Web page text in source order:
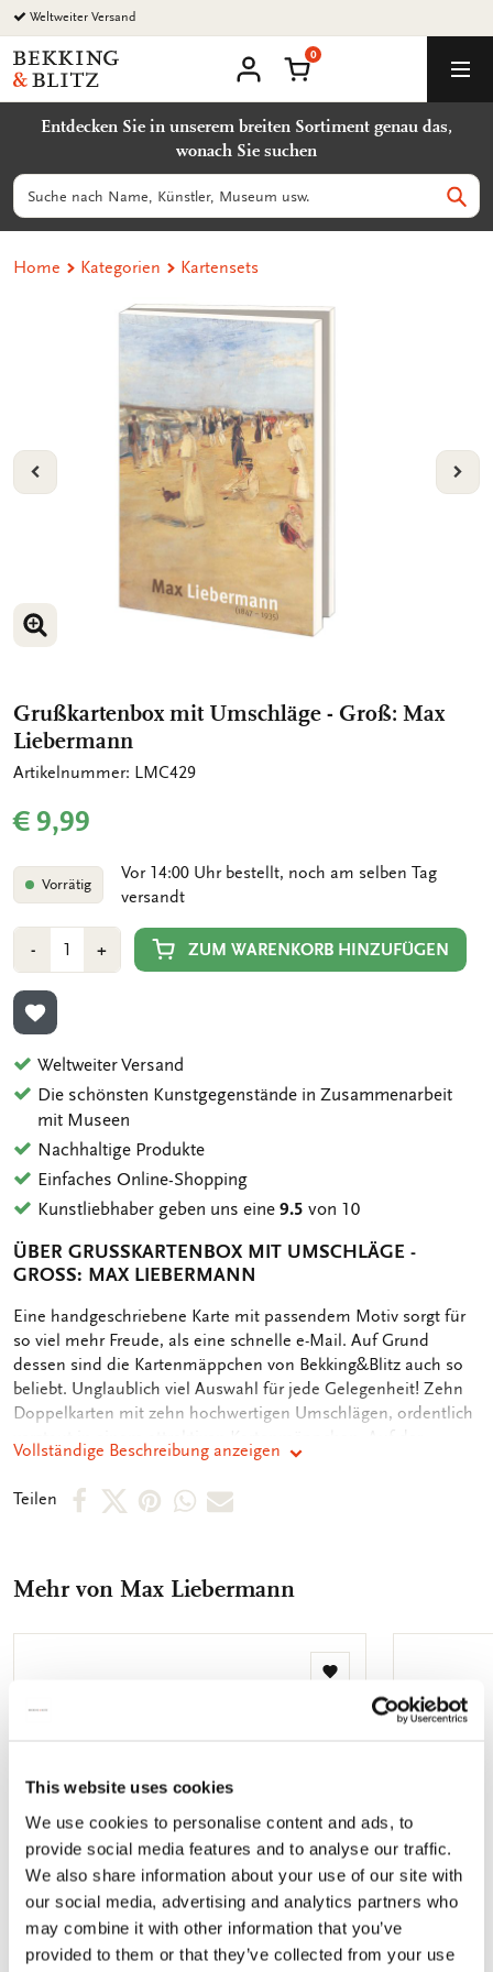
This website uses cookies
We use cookies to personalise content and ads, to
provide social media features and to analyse our traffic.
We also share information about your use of our site with
our social media, advertising and analytics partners who
may combine it with other information that you’ve
provided to them or that they’ve collected from your use
Zurück
zum
Inhalt
Weltweiter Versand
Bekking
&
Uitgevers
Warenkorb
0
Entdecken Sie in unserem breiten Sortiment genau das,
wonach Sie suchen
Suchen
Home Kategorien Kartensets
VORIGE
BILD VERGRÖSSERN
BILD VERGRÖSSERN
Grußkartenbox mit Umschläge - Groß: Max
Liebermann
Artikelnummer: LMC429
€ 9,99
Vorrätig
Vor 14:00 Uhr bestellt, noch am selben Tag
versandt
-Min
1
Anzahl
+Plus
1
ZUM WARENKORB HINZUFÜGEN
ZUR WUNSCHLISTE HINZUFÜGEN
Weltweiter Versand
Die schönsten Kunstgegenstände in Zusammenarbeit
mit Museen
Nachhaltige Produkte
Einfaches Online-Shopping
Kunstliebhaber geben uns eine9.5 von 10
ÜBER GRUSSKARTENBOX MIT UMSCHLÄGE - G
ROSS: MAX LIEBERMANN
OMSCHRIJVING
Eine handgeschriebene Karte mit passendem Motiv sorgt für
so viel mehr Freude, als eine schnelle e-Mail. Auf Grund
dessen sind die Kartenmäppchen von Bekking&Blitz auch so
beliebt. Unglaublich viel Auswahl für jede Gelegenheit! Zehn
Doppelkarten mit zehn hochwertigen Umschlägen, ordentlich
verstaut in einem attraktiven Kartenmäppchen. Auf der
Rückseite des Mäppchens sind die verschiedenen Motive
abgebildet. So können Sie schnell das Motiv, welches Sie
suchen, finden. Die Innenseite der Karten sind unbedruckt,
Vollständige Beschreibung anzeigen
Teilen
Per Per Per PerPer
teilen
Mehr von Max Liebermann
Zur
Wunschliste
hinzufügen